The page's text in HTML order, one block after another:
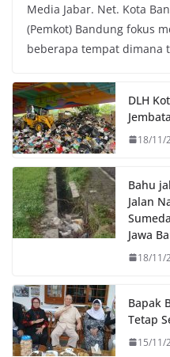
c
e
b
o
k
i
t
t
r
a
t
s
p
p
p
y
L
n
k
Media Jabar. Net. Kota
(Pemkot) Bandung fokus
beberapa tempat dimana
DLH
18/11/
Bahu
Jalan
Jawa
18/11/
Bapak
Tetap
15/11/